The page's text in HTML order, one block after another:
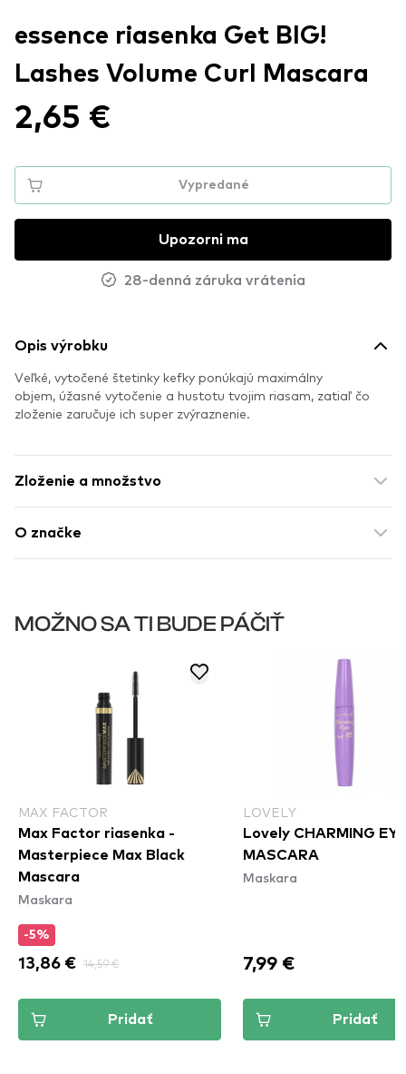
essence riasenka Get BIG!
Lashes Volume Curl Mascara
2,65 €
Vypredané
Upozorni ma
28-denná záruka vrátenia
Opis výrobku
Veľké, vytočené štetinky kefky ponúkajú maximálny
objem, úžasné vytočenie a hustotu tvojim riasam, zatiaľ čo
zloženie zaručuje ich super zvýraznenie.
Zloženie a množstvo
O značke
MOŽNO SA TI BUDE PÁČIŤ
MAX FACTOR
Max Factor riasenka -
Masterpiece Max Black
Mascara
Maskara
-5%
13,86 € 14,59 €
Pridať
LOVELY
Lovely CHARMING
MASCARA
Maskara
7,99 €
Pridať